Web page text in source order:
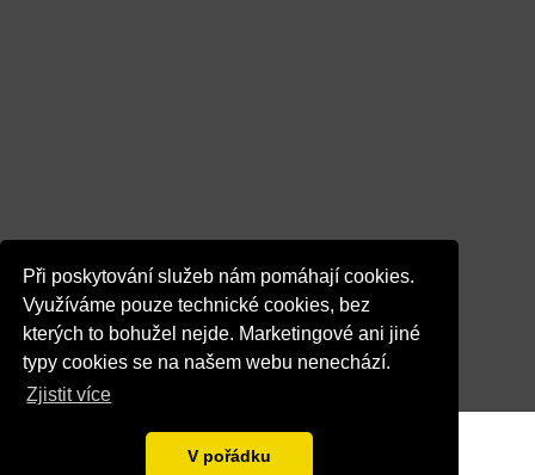
Při poskytování služeb nám pomáhají cookies.
Využíváme pouze technické cookies, bez
kterých to bohužel nejde. Marketingové ani jiné
typy cookies se na našem webu nenechází.
Zjistit více
V pořádku
© 2026 Dentalka.cz